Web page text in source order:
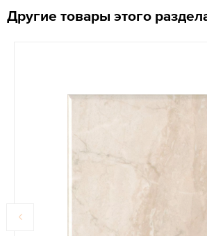
Другие товары этого